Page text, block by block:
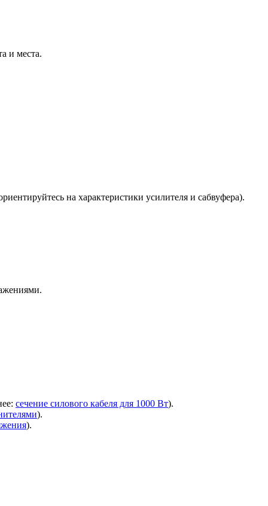
и места.
на характеристики усилителя и сабвуфера).
сечение силового кабеля для 1000 Вт).
).
).